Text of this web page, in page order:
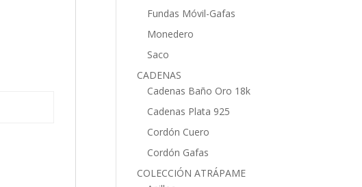
Fundas Móvil-Gafas
Monedero
Saco
CADENAS
Cadenas Baño Oro 18k
Cadenas Plata 925
Cordón Cuero
Cordón Gafas
COLECCIÓN ATRÁPAME